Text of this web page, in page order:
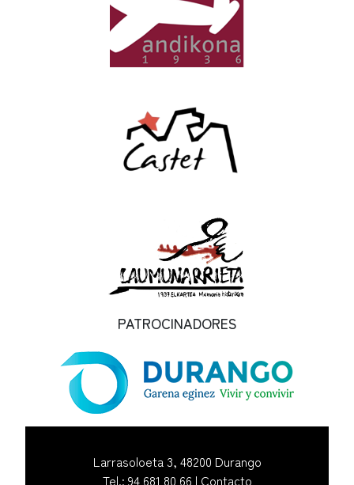
PATROCINADORES
Larrasoloeta 3, 48200 Durango
Tel.: 94 681 80 66 | Contacto